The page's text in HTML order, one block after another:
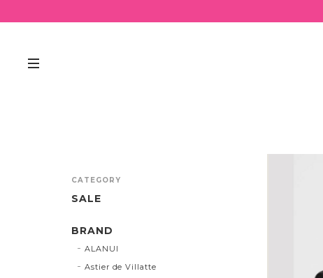
CATEGORY
SALE
BRAND
ALANUI
Astier de Villatte